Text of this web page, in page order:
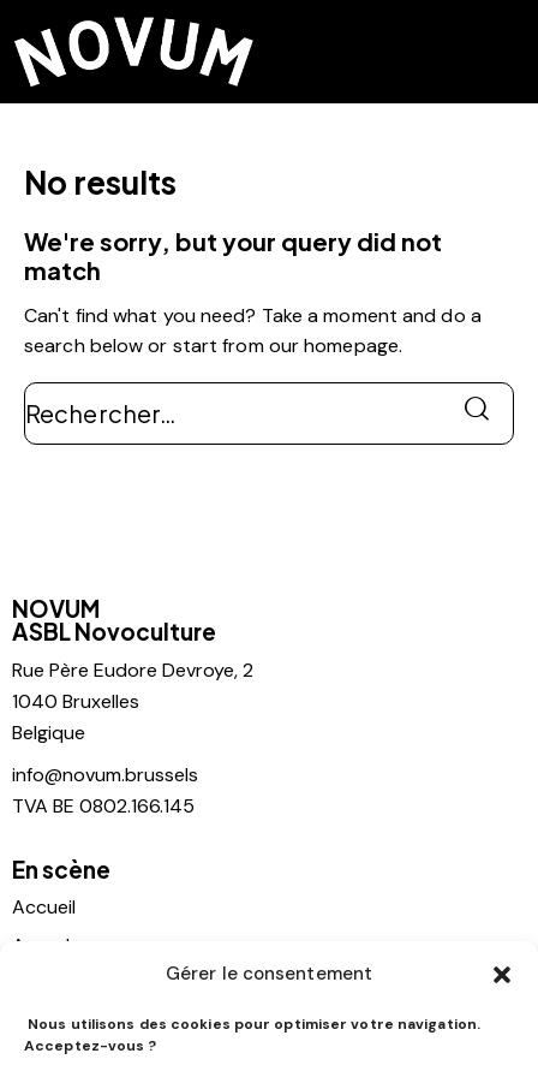
Gérer le consentement
Nous utilisons des cookies pour optimiser votre navigation.
Acceptez-vous ?
No results
We're sorry, but your query did not
match
Can't find what you need? Take a moment and do a
search below or start fromour homepage.
NOVUM
ASBL Novoculture
Rue Père Eudore Devroye, 2
1040 Bruxelles
Belgique
info@novum.brussels
TVA BE 0802.166.145
En scène
Accueil
Agenda
Contact
Histoire